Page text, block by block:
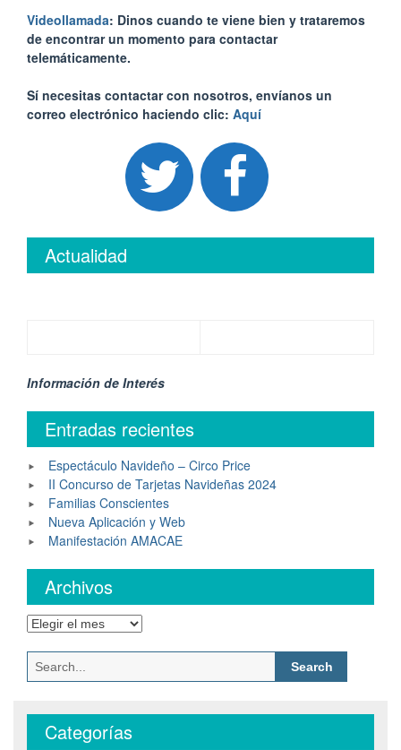
Videollamada: Dinos cuando te viene bien y trataremos
de encontrar un momento para contactar
telemáticamente.
Sí necesitas contactar con nosotros, envíanos un
correo electrónico haciendo clic: Aquí
Actualidad
Información de Interés
Entradas recientes
Espectáculo Navideño – Circo Price
II Concurso de Tarjetas Navideñas 2024
Familias Conscientes
Nueva Aplicación y Web
Manifestación AMACAE
Archivos
Categorías